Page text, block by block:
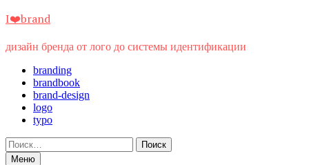
Перейти
содержимому
I❤️brand
дизайн бренда от лого до системы идентификации
branding
brandbook
brand-design
logo
typo
Найти:
Меню